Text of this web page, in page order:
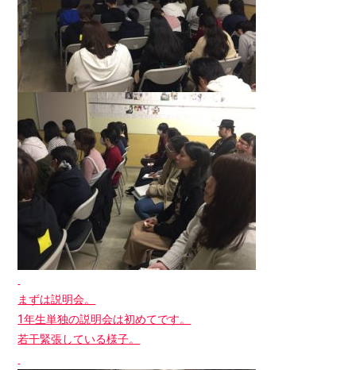
まずは説明会。
1年生単独の説明会は初めてです。
若干緊張している様子。